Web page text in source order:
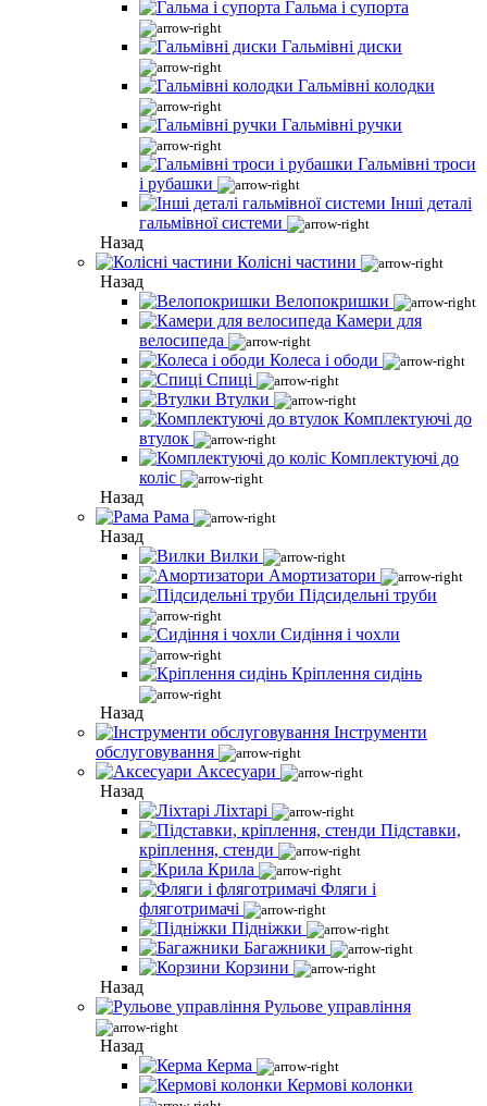
Гальма і супорта
Гальмівні диски
Гальмівні колодки
Гальмівні ручки
Гальмівні троси
і рубашки
Інші деталі
гальмівної системи
Назад
Колісні частини
Назад
Велопокришки
Камери для
велосипеда
Колеса і ободи
Спиці
Втулки
Комплектуючі до
втулок
Комплектуючі до
коліс
Назад
Рама
Назад
Вилки
Амортизатори
Підсидельні труби
Сидіння і чохли
Кріплення сидінь
Назад
Інструменти
обслуговування
Аксесуари
Назад
Ліхтарі
Підставки,
кріплення, стенди
Крила
Фляги і
фляготримачі
Підніжки
Багажники
Корзини
Назад
Рульове управління
Назад
Керма
Кермові колонки